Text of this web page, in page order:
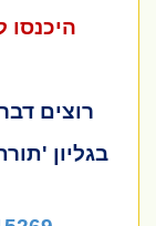
היכנסו
רוצים
בגליון